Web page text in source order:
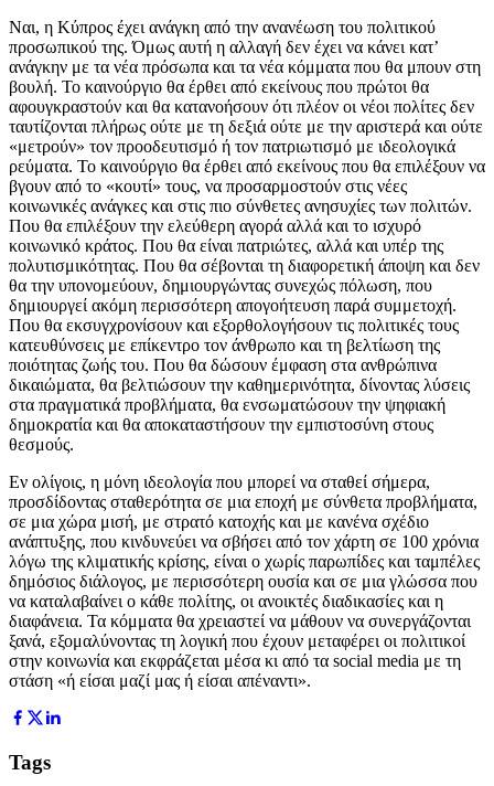
Ναι, η Κύπρος έχει ανάγκη από την ανανέωση του πολιτικού
προσωπικού της. Όμως αυτή η αλλαγή δεν έχει να κάνει κατ’
ανάγκην με τα νέα πρόσωπα και τα νέα κόμματα που θα μπουν στη
βουλή. Το καινούργιο θα έρθει από εκείνους που πρώτοι θα
αφουγκραστούν και θα κατανοήσουν ότι πλέον οι νέοι πολίτες δεν
ταυτίζονται πλήρως ούτε με τη δεξιά ούτε με την αριστερά και ούτε
«μετρούν» τον προοδευτισμό ή τον πατριωτισμό με ιδεολογικά
ρεύματα. Το καινούργιο θα έρθει από εκείνους που θα επιλέξουν να
βγουν από το «κουτί» τους, να προσαρμοστούν στις νέες
κοινωνικές ανάγκες και στις πιο σύνθετες ανησυχίες των πολιτών.
Που θα επιλέξουν την ελεύθερη αγορά αλλά και το ισχυρό
κοινωνικό κράτος. Που θα είναι πατριώτες, αλλά και υπέρ της
πολυτισμικότητας. Που θα σέβονται τη διαφορετική άποψη και δεν
θα την υπονομεύουν, δημιουργώντας συνεχώς πόλωση, που
δημιουργεί ακόμη περισσότερη απογοήτευση παρά συμμετοχή.
Που θα εκσυγχρονίσουν και εξορθολογήσουν τις πολιτικές τους
κατευθύνσεις με επίκεντρο τον άνθρωπο και τη βελτίωση της
ποιότητας ζωής του. Που θα δώσουν έμφαση στα ανθρώπινα
δικαιώματα, θα βελτιώσουν την καθημερινότητα, δίνοντας λύσεις
στα πραγματικά προβλήματα, θα ενσωματώσουν την ψηφιακή
δημοκρατία και θα αποκαταστήσουν την εμπιστοσύνη στους
θεσμούς.
Εν ολίγοις, η μόνη ιδεολογία που μπορεί να σταθεί σήμερα,
προσδίδοντας σταθερότητα σε μια εποχή με σύνθετα προβλήματα,
σε μια χώρα μισή, με στρατό κατοχής και με κανένα σχέδιο
ανάπτυξης, που κινδυνεύει να σβήσει από τον χάρτη σε 100 χρόνια
λόγω της κλιματικής κρίσης, είναι ο χωρίς παρωπίδες και ταμπέλες
δημόσιος διάλογος, με περισσότερη ουσία και σε μια γλώσσα που
να καταλαβαίνει ο κάθε πολίτης, οι ανοικτές διαδικασίες και η
διαφάνεια. Τα κόμματα θα χρειαστεί να μάθουν να συνεργάζονται
ξανά, εξομαλύνοντας τη λογική που έχουν μεταφέρει οι πολιτικοί
στην κοινωνία και εκφράζεται μέσα κι από τα social media με τη
στάση «ή είσαι μαζί μας ή είσαι απέναντι».
Tags